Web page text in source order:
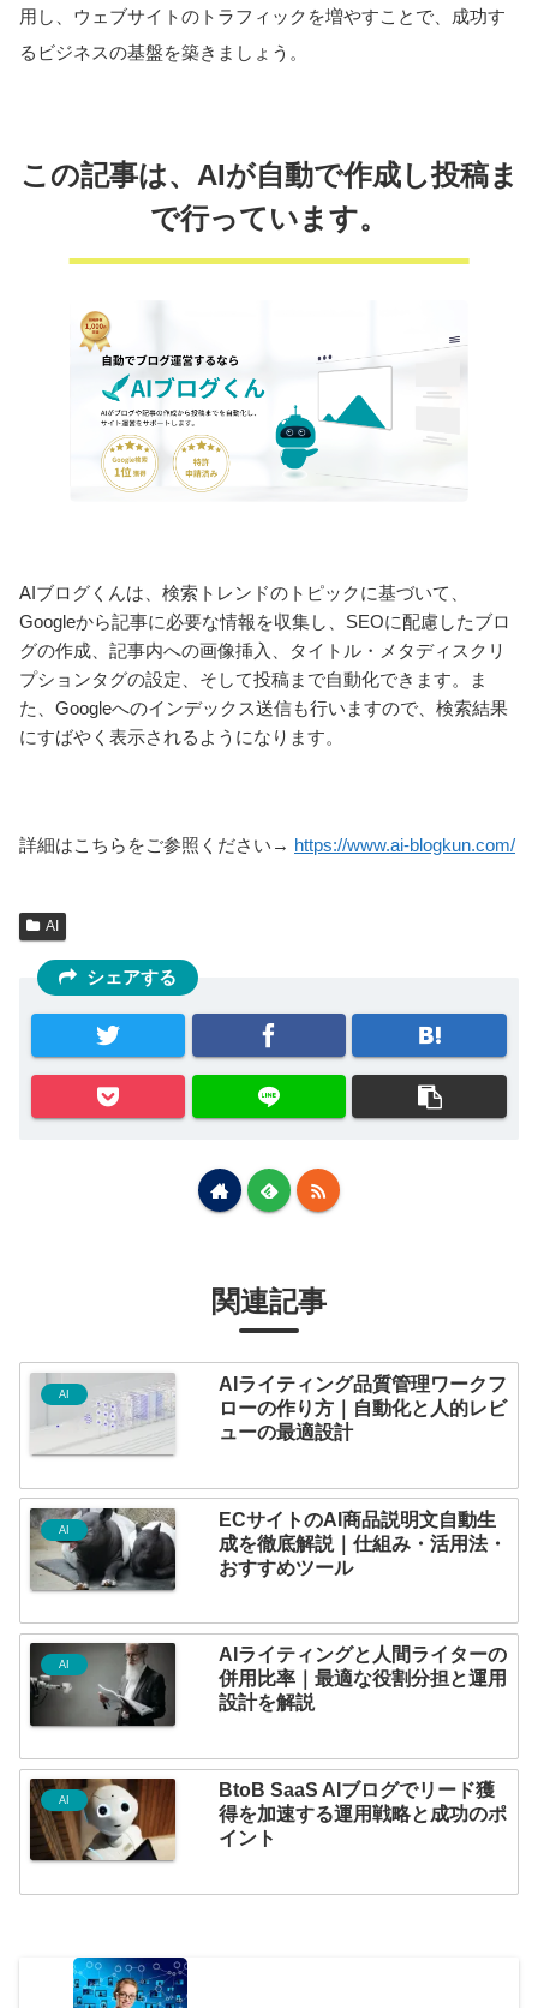
用し、ウェブサイトのトラフィックを増やすことで、成功す
るビジネスの基盤を築きましょう。
この記事は、AIが自動で作成し投稿ま
で行っています。
AIブログくんは、検索トレンドのトピックに基づいて、
Googleから記事に必要な情報を収集し、SEOに配慮したブロ
グの作成、記事内への画像挿入、タイトル・メタディスクリ
プションタグの設定、そして投稿まで自動化できます。ま
た、Googleへのインデックス送信も行いますので、検索結果
にすばやく表示されるようになります。
詳細はこちらをご参照ください→ https://www.ai-blogkun.com/
AI
シェアする
関連記事
AI
AIライティング品質管理ワークフ
ローの作り方｜自動化と人的レビ
ューの最適設計
AI
ECサイトのAI商品説明文自動生
成を徹底解説｜仕組み・活用法・
おすすめツール
AI
AIライティングと人間ライターの
併用比率｜最適な役割分担と運用
設計を解説
AI
BtoB SaaS AIブログでリード獲
得を加速する運用戦略と成功のポ
イント